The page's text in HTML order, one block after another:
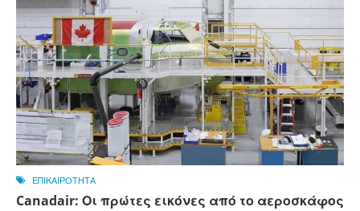
ΕΠΙΚΑΙΡΟΤΗΤΑ
Canadair: Οι πρώτες εικόνες από το αεροσκάφος